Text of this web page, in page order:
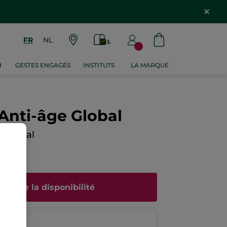
FR NL
GESTES ENGAGÉS INSTITUTS LA MARQUE
âge Global
Global
de la disponibilité